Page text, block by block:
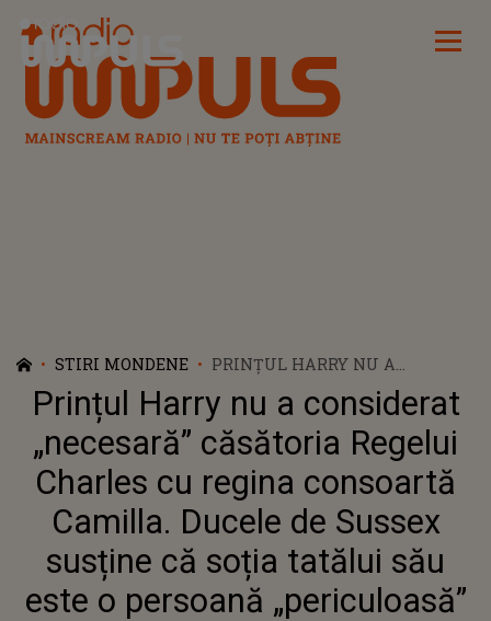
Radio Impuls
STIRI MONDENE
PRINȚUL HARRY NU A
CONSIDERAT „NECESARĂ”
CĂSĂTORIA REGELUI CHARLES
CU REGINA CONSOARTĂ
CAMILLA. DUCELE DE SUSSEX
SUSȚINE CĂ SOȚIA TATĂLUI
SĂU ESTE O PERSOANĂ
„PERICULOASĂ”
Prințul Harry nu a considerat
„necesară” căsătoria Regelui
Charles cu regina consoartă
Camilla. Ducele de Sussex
susține că soția tatălui său
este o persoană „periculoasă”